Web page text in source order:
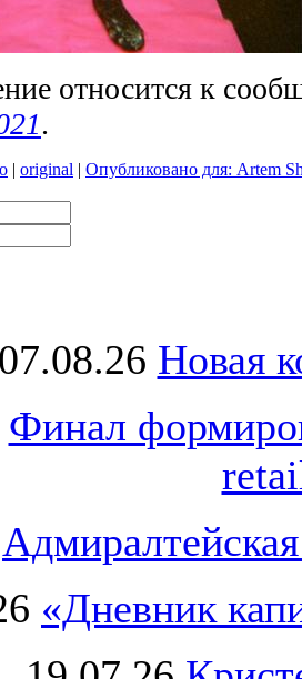
относится к
.
| original | Опубликовано для: Artem
07.08.26 Новая
Финал
«Дневник